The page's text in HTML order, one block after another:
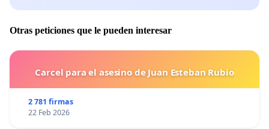
Otras peticiones que le pueden interesar
Carcel para el asesino de Juan Esteban Rubio
2 781 firmas
22 Feb 2026